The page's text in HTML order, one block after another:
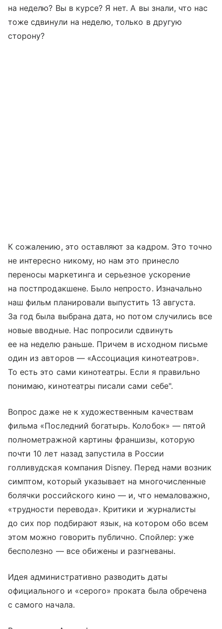
на неделю? Вы в курсе? Я нет. А вы знали, что нас
тоже сдвинули на неделю, только в другую
сторону?
К сожалению, это оставляют за кадром. Это точно
не интересно никому, но нам это принесло
переносы маркетинга и серьезное ускорение
на постпродакшене. Было непросто. Изначально
наш фильм планировали выпустить 13 августа.
За год была выбрана дата, но потом случились все
новые вводные. Нас попросили сдвинуть
ее на неделю раньше. Причем в исходном письме
один из авторов — «Ассоциация кинотеатров».
То есть это сами кинотеатры. Если я правильно
понимаю, кинотеатры писали сами себе".
Вопрос даже не к художественным качествам
фильма «Последний богатырь. Колобок» — пятой
полнометражной картины франшизы, которую
почти 10 лет назад запустила в России
голливудская компания Disney. Перед нами возник
симптом, который указывает на многочисленные
болячки российского кино — и, что немаловажно,
«трудности перевода». Критики и журналисты
до сих пор подбирают язык, на котором обо всем
этом можно говорить публично. Спойлер: уже
бесполезно — все обижены и разгневаны.
Идея административно разводить даты
официального и «серого» проката была обречена
с самого начала.